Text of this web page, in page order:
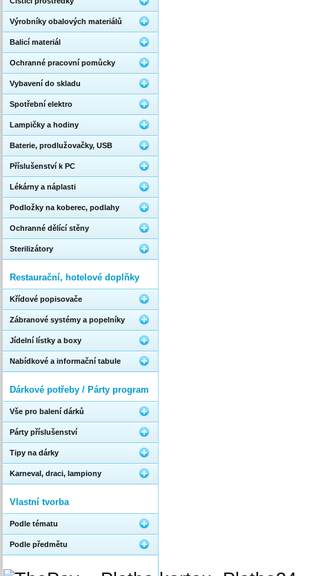
Výrobníky obalových materiálů
Balicí materiál
Ochranné pracovní pomůcky
Vybavení do skladu
Spotřební elektro
Lampičky a hodiny
Baterie, prodlužovačky, USB
Příslušenství k PC
Lékárny a náplasti
Podložky na koberec, podlahy
Ochranné dělící stěny
Sterilizátory
Restaurační, hotelové doplňky
Křídové popisovače
Zábranové systémy a popelníky
Jídelní lístky a boxy
Nabídkové a informační tabule
Dárkové potřeby / Párty program
Vše pro balení dárků
Párty příslušenství
Tipy na dárky
Karneval, draci, lampiony
Vlastní tvorba
Podle tématu
Podle předmětu